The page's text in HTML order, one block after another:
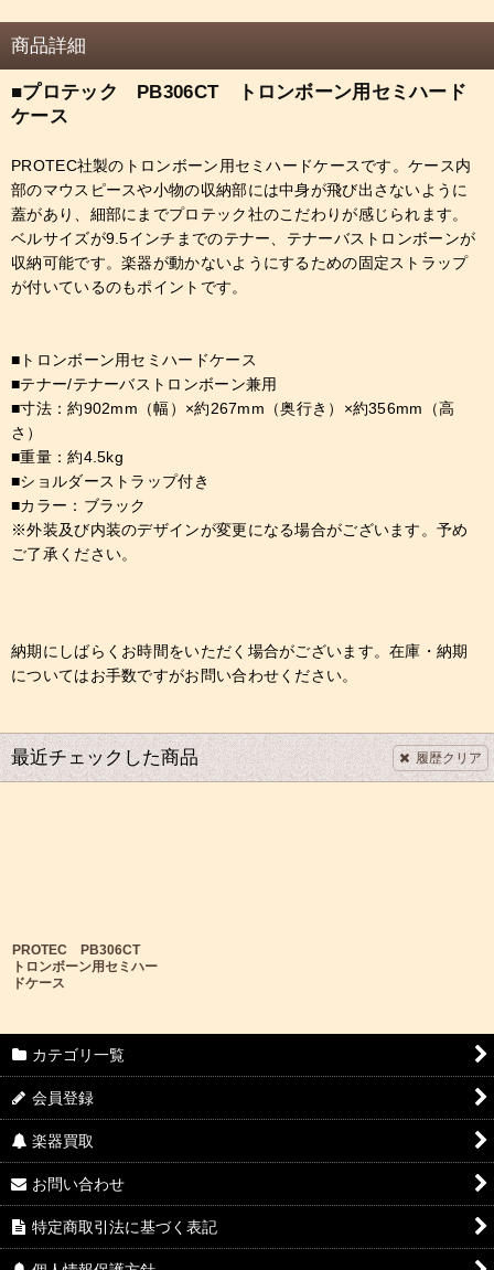
商品詳細
■プロテック PB306CT トロンボーン用セミハード
ケース
PROTEC社製のトロンボーン用セミハードケースです。ケース内
部のマウスピースや小物の収納部には中身が飛び出さないように
蓋があり、細部にまでプロテック社のこだわりが感じられます。
ベルサイズが9.5インチまでのテナー、テナーバストロンボーンが
収納可能です。楽器が動かないようにするための固定ストラップ
が付いているのもポイントです。
■トロンボーン用セミハードケース
■テナー/テナーバストロンボーン兼用
■寸法：約902mm（幅）×約267mm（奥行き）×約356mm（高
さ）
■重量：約4.5kg
■ショルダーストラップ付き
■カラー：ブラック
※外装及び内装のデザインが変更になる場合がございます。予め
ご了承ください。
納期にしばらくお時間をいただく場合がございます。在庫・納期
についてはお手数ですがお問い合わせください。
最近チェックした商品 履歴クリア
PROTEC PB306CT
トロンボーン用セミハー
ドケース
カテゴリ一覧
会員登録
楽器買取
お問い合わせ
特定商取引法に基づく表記